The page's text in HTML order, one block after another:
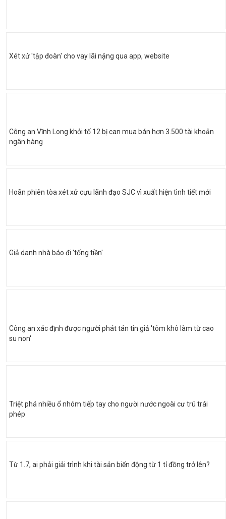
Xét xử 'tập đoàn' cho vay lãi nặng qua app, website
Công an Vĩnh Long khởi tố 12 bị can mua bán hơn 3.500 tài khoản
ngân hàng
Hoãn phiên tòa xét xử cựu lãnh đạo SJC vì xuất hiện tình tiết mới
Giả danh nhà báo đi 'tống tiền'
Công an xác định được người phát tán tin giả 'tôm khô làm từ cao
su non'
Triệt phá nhiều ổ nhóm tiếp tay cho người nước ngoài cư trú trái
phép
Từ 1.7, ai phải giải trình khi tài sản biến động từ 1 tỉ đồng trở lên?